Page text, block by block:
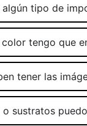
tipo de
tengo que
tener las
o sustratos